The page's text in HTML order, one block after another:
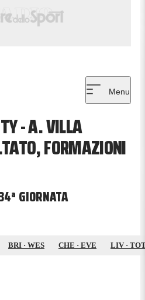
Menu
- A. VILLA
FORMAZIONI
GIORNATA
BRI · WES CHE · EVE LIV·